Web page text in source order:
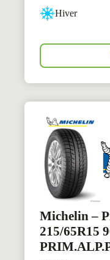
Hiver
Michelin –
215/65R15